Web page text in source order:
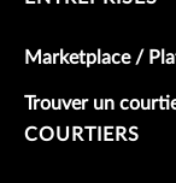
Marketplace /
Trouver un
COURTIERS